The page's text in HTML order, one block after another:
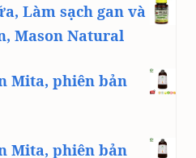
Làm sạch gan và
Mason Natural
Mita, phiên bản
Mita, phiên bản